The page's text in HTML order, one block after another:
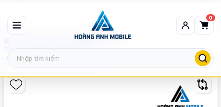
0
Thay màn hình Samsung
Thay màn hình Samsung Galaxy A10